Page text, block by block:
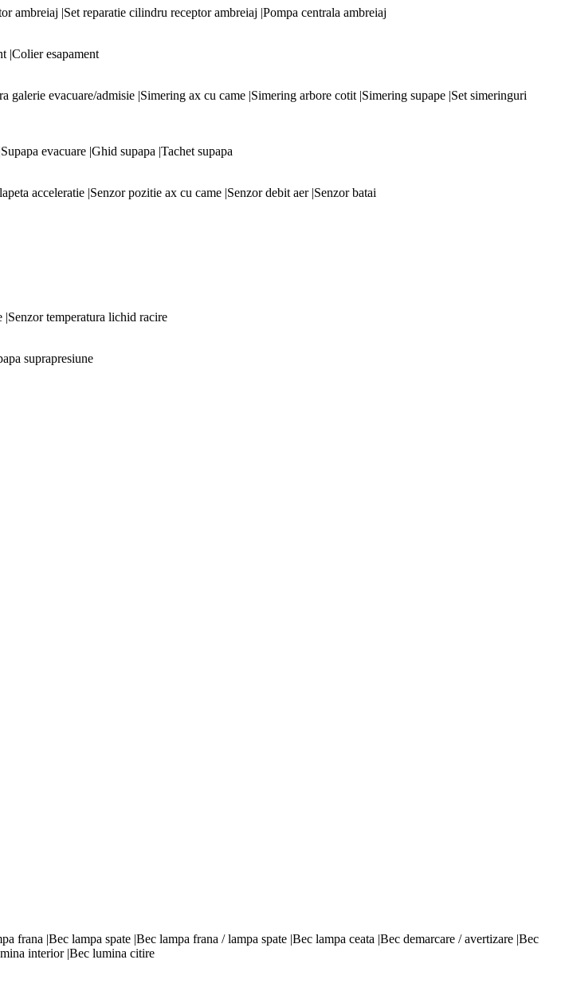
ambreiaj |Set reparatie cilindru receptor ambreiaj |Pompa centrala ambreiaj
|Colier esapament
evacuare/admisie |Simering ax cu came |Simering arbore cotit |Simering supape |Set simeringuri
evacuare |Ghid supapa |Tachet supapa
acceleratie |Senzor pozitie ax cu came |Senzor debit aer |Senzor batai
temperatura lichid racire
suprapresiune
|Bec lampa spate |Bec lampa frana / lampa spate |Bec lampa ceata |Bec demarcare / avertizare |Bec
interior |Bec lumina citire